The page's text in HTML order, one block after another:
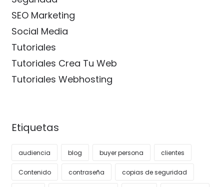
SEO Marketing
Social Media
Tutoriales
Tutoriales Crea Tu Web
Tutoriales Webhosting
Etiquetas
audiencia blog buyer persona clientes
Contenido contraseña copias de seguridad